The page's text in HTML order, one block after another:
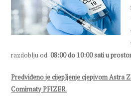
razdoblju od08:00 do 10:00 sati u
Predviđeno je cijepljenje cjepivom Astra
Comirnaty PFIZER.